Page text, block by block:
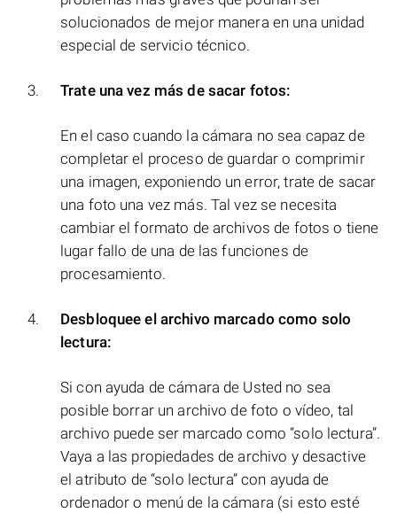
solucionados de mejor manera en una unidad
especial de servicio técnico.
Trate una vez más de sacar fotos:
En el caso cuando la cámara no sea capaz de
completar el proceso de guardar o comprimir
una imagen, exponiendo un error, trate de sacar
una foto una vez más. Tal vez se necesita
cambiar el formato de archivos de fotos o tiene
lugar fallo de una de las funciones de
procesamiento.
Desbloquee el archivo marcado como solo
lectura:
Si con ayuda de cámara de Usted no sea
posible borrar un archivo de foto o vídeo, tal
archivo puede ser marcado como “solo lectura”.
Vaya a las propiedades de archivo y desactive
el atributo de “solo lectura” con ayuda de
ordenador o menú de la cámara (si esto esté